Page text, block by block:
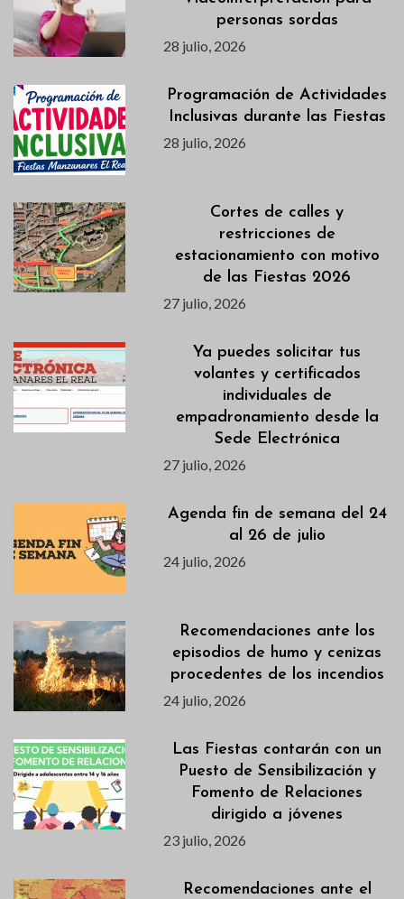
personas sordas
28 julio, 2026
Programación de Actividades
Inclusivas durante las Fiestas
28 julio, 2026
Cortes de calles y
restricciones de
estacionamiento con motivo
de las Fiestas 2026
27 julio, 2026
Ya puedes solicitar tus
volantes y certificados
individuales de
empadronamiento desde la
Sede Electrónica
27 julio, 2026
Agenda fin de semana del 24
al 26 de julio
24 julio, 2026
Recomendaciones ante los
episodios de humo y cenizas
procedentes de los incendios
24 julio, 2026
Las Fiestas contarán con un
Puesto de Sensibilización y
Fomento de Relaciones
dirigido a jóvenes
23 julio, 2026
Recomendaciones ante el